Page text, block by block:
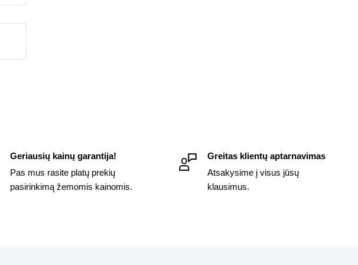
Geriausių kainų garantija!
Pas mus rasite platų prekių
pasirinkimą žemomis kainomis.
Greitas klientų aptarnavimas
Atsakysime į visus jūsų
klausimus.